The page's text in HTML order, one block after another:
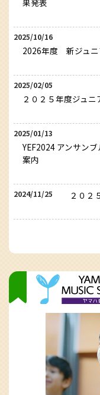
果発表
2025/10/16
2026年度 新ジュニ
2025/02/05
２０２５年度ジュ
2025/01/13
YEF2024 アンサン
案内
2024/11/25 ２０２